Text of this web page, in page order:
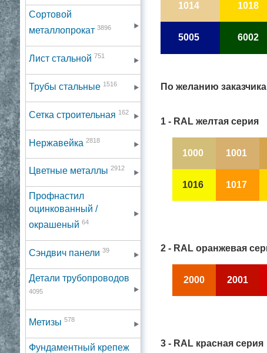
Сортовой
металлопрокат 3896
Лист стальной 751
Трубы стальные 1516
Сетка строительная 162
Нержавейка 2818
Цветные металлы 2912
Профнастил
оцинкованный /
окрашеный 64
Сэндвич панели 39
Детали трубопроводов
4095
Метизы 578
Фундаментный крепеж
1014 1018
5005 6002
По желанию
1 - RAL желтая серия
1000 1001
1016 1017
2 - RAL оранжевая
2000 2001
3 - RAL красная серия